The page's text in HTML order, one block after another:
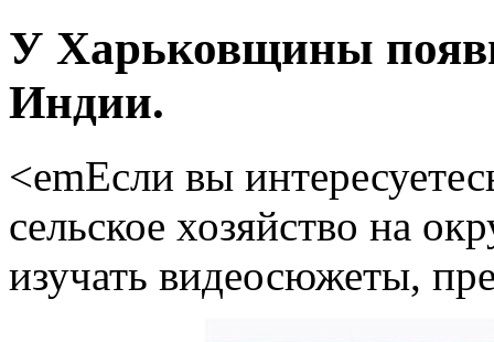
У Харьковщины
Индии.
<emЕсли вы
сельское хозяйство на
изучать видеосюжеты,